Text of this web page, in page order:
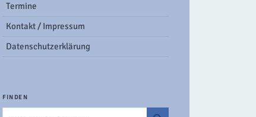
Termine
Kontakt / Impressum
Datenschutzerklärung
FINDEN